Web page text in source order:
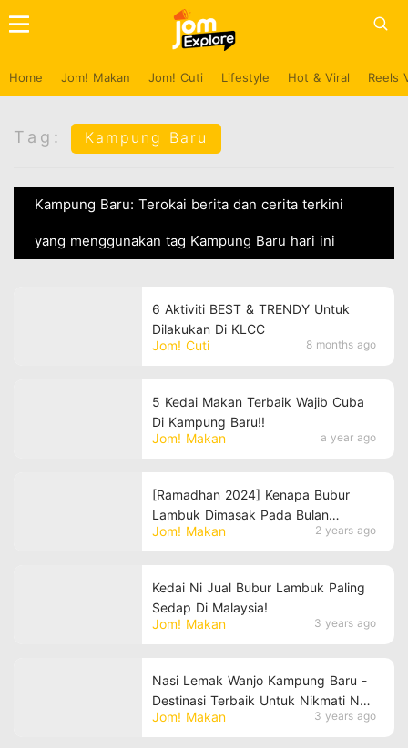
Home Jom! Makan Jom! Cuti Lifestyle Hot & Viral Reels
Tag: Kampung Baru
Kampung Baru: Terokai berita dan cerita terkini
yang menggunakan tag Kampung Baru hari ini
Jom! Cuti 8 months ago
6 Aktiviti BEST & TRENDY Untuk
Dilakukan Di KLCC
Jom! Makan a year ago
5 Kedai Makan Terbaik Wajib Cuba
Di Kampung Baru!!
Jom! Makan 2 years ago
[Ramadhan 2024] Kenapa Bubur
Lambuk Dimasak Pada Bulan
Ramadhan?
Jom! Makan 3 years ago
Kedai Ni Jual Bubur Lambuk Paling
Sedap Di Malaysia!
Jom! Makan 3 years ago
Nasi Lemak Wanjo Kampung Baru -
Destinasi Terbaik Untuk Nikmati Nasi
Lemak Yang Sedap Di Kuala Lumpur